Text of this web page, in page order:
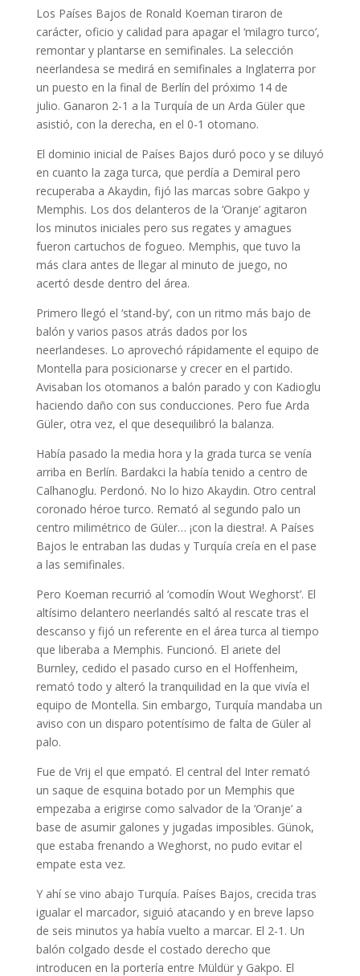
Los Países Bajos de Ronald Koeman tiraron de
carácter, oficio y calidad para apagar el ‘milagro turco’,
remontar y plantarse en semifinales. La selección
neerlandesa se medirá en semifinales a Inglaterra por
un puesto en la final de Berlín del próximo 14 de
julio. Ganaron 2-1 a la Turquía de un Arda Güler que
asistió, con la derecha, en el 0-1 otomano.
El dominio inicial de Países Bajos duró poco y se diluyó
en cuanto la zaga turca, que perdía a Demiral pero
recuperaba a Akaydin, fijó las marcas sobre Gakpo y
Memphis. Los dos delanteros de la ‘Oranje’ agitaron
los minutos iniciales pero sus regates y amagues
fueron cartuchos de fogueo. Memphis, que tuvo la
más clara antes de llegar al minuto de juego, no
acertó desde dentro del área.
Primero llegó el ‘stand-by’, con un ritmo más bajo de
balón y varios pasos atrás dados por los
neerlandeses. Lo aprovechó rápidamente el equipo de
Montella para posicionarse y crecer en el partido.
Avisaban los otomanos a balón parado y con Kadioglu
haciendo daño con sus conducciones. Pero fue Arda
Güler, otra vez, el que desequilibró la balanza.
Había pasado la media hora y la grada turca se venía
arriba en Berlín. Bardakci la había tenido a centro de
Calhanoglu. Perdonó. No lo hizo Akaydin. Otro central
coronado héroe turco. Remató al segundo palo un
centro milimétrico de Güler… ¡con la diestra!. A Países
Bajos le entraban las dudas y Turquía creía en el pase
a las semifinales.
Pero Koeman recurrió al ‘comodín Wout Weghorst’. El
altísimo delantero neerlandés saltó al rescate tras el
descanso y fijó un referente en el área turca al tiempo
que liberaba a Memphis. Funcionó. El ariete del
Burnley, cedido el pasado curso en el Hoffenheim,
remató todo y alteró la tranquilidad en la que vivía el
equipo de Montella. Sin embargo, Turquía mandaba un
aviso con un disparo potentísimo de falta de Güler al
palo.
Fue de Vrij el que empató. El central del Inter remató
un saque de esquina botado por un Memphis que
empezaba a erigirse como salvador de la ‘Oranje’ a
base de asumir galones y jugadas imposibles. Günok,
que estaba frenando a Weghorst, no pudo evitar el
empate esta vez.
Y ahí se vino abajo Turquía. Países Bajos, crecida tras
igualar el marcador, siguió atacando y en breve lapso
de seis minutos ya había vuelto a marcar. El 2-1. Un
balón colgado desde el costado derecho que
introducen en la portería entre Müldür y Gakpo. El